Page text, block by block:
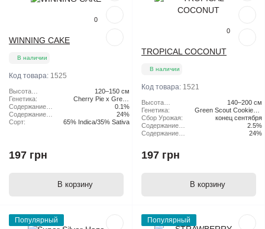
0
WINNING CAKE
В наличии
Код товара: 1525
Высота
растения:
120–150 см
Генетика:
Cherry Pie x Green
Scout Cookies
Содержание
CBD:
0.1%
Содержание
ТГК:
24%
Сорт:
65% Indica/35% Sativa
197 грн
В корзину
0
TROPICAL COCONUT
В наличии
Код товара: 1521
Высота
растения:
140–200 см
Генетика:
Green Scout Cookies x
Tangie
Сбор Урожая:
конец сентября
Содержание
CBD:
2.5%
Содержание
24%
197 грн
В корзину
Популярный Популярный